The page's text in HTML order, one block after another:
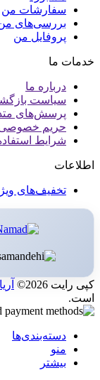
سفارشات من
بررسی‌های
پروفایل من
خدمات ما
درباره ما
سیاست
پرسش‌های
حریم
شرایط
اطلاعات
تخفیف‌های
کپی رایت 2026©
است.
دسته‌بندی‌ها
منو
بیشتر